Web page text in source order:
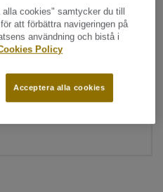
cookies" samtycker du till
att förbättra navigeringen på
användning och bistå i
Policy
Acceptera alla cookies